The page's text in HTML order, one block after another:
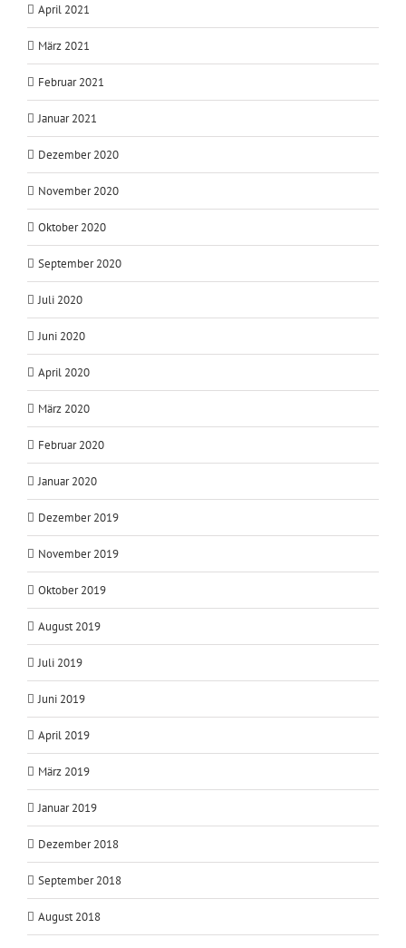
April 2021
März 2021
Februar 2021
Januar 2021
Dezember 2020
November 2020
Oktober 2020
September 2020
Juli 2020
Juni 2020
April 2020
März 2020
Februar 2020
Januar 2020
Dezember 2019
November 2019
Oktober 2019
August 2019
Juli 2019
Juni 2019
April 2019
März 2019
Januar 2019
Dezember 2018
September 2018
August 2018